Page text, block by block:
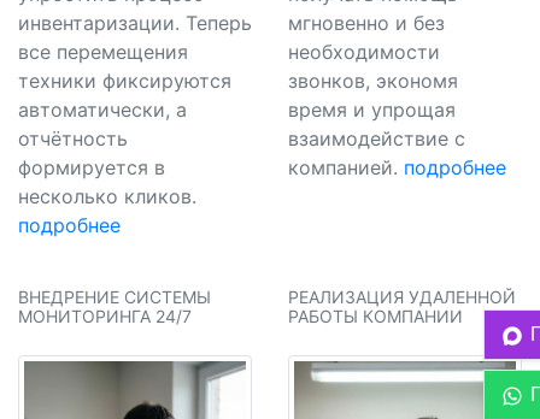
инвентаризации. Теперь
все перемещения
техники фиксируются
автоматически, а
отчётность
формируется в
несколько кликов.
подробнее
мгновенно и без
необходимости
звонков, экономя
время и упрощая
взаимодействие с
компанией. подробнее
ВНЕДРЕНИЕ СИСТЕМЫ
МОНИТОРИНГА 24/7
РЕАЛИЗАЦИЯ УДАЛЕННОЙ
РАБОТЫ КОМПАНИИ